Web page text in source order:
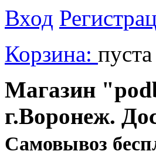
Вход
Корзина: пуста
Магазин
г.Воронеж.
Cамовывоз